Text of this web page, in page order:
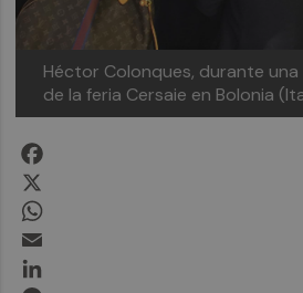
Héctor Colonques, durante
de la feria Cersaie en Bolonia